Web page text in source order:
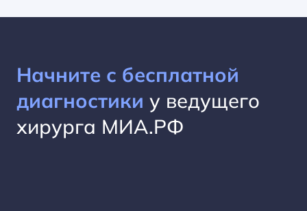
Начните с бесплатной
диагностики у ведущего
хирурга МИА.РФ